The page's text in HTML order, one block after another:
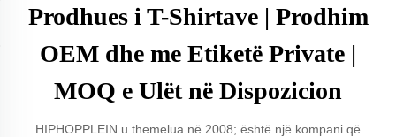
Prodhues i T-Shirtave | Prodhim
OEM dhe me Etiketë Private |
MOQ e Ulët në Dispozicion
HIPHOPPLEIN u themelua në 2008; është një kompani që